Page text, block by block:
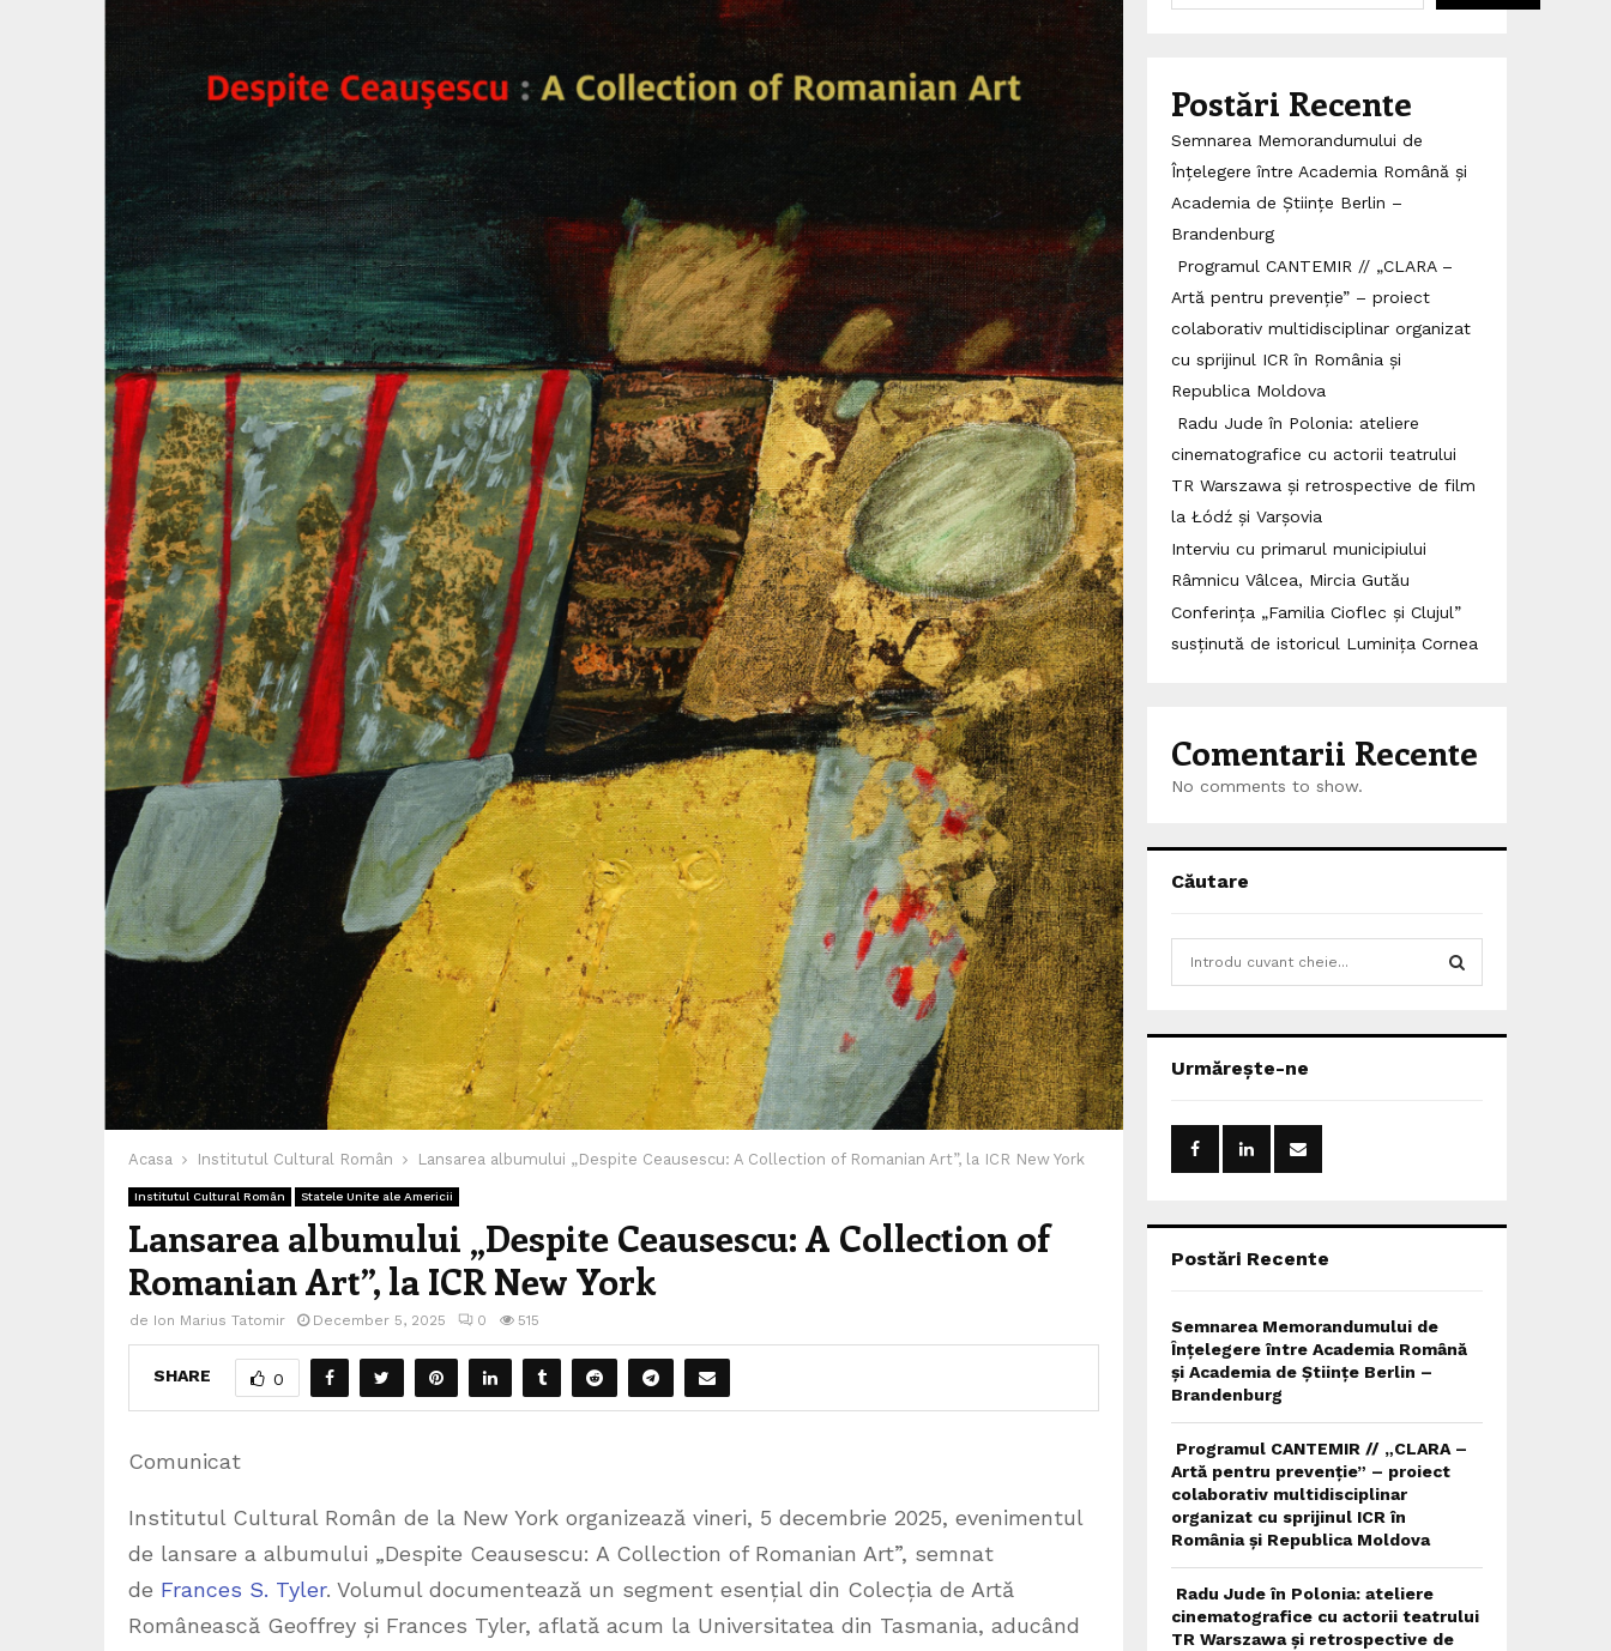
Acasa Institutul Cultural Român Lansarea albumului „Despite Ceausescu: A Collection of Romanian Art”, la ICR New York
Institutul Cultural Român Statele Unite ale Americii
Lansarea albumului „Despite Ceausescu: A Collection of
Romanian Art”, la ICR New York
de Ion Marius Tatomir December 5, 2025 0 515
SHARE 0
Comunicat
Institutul Cultural Român de la New York organizează vineri, 5 decembrie 2025, evenimentul
de lansare a albumului „Despite Ceausescu: A Collection of Romanian Art”, semnat
de Frances S. Tyler. Volumul documentează un segment esențial din Colecția de Artă
Românească Geoffrey și Frances Tyler, aflată acum la Universitatea din Tasmania, aducând
Postări Recente
Semnarea Memorandumului de
Înțelegere între Academia Română și
Academia de Științe Berlin –
Brandenburg
Programul CANTEMIR // „CLARA –
Artă pentru prevenție” – proiect
colaborativ multidisciplinar organizat
cu sprijinul ICR în România și
Republica Moldova
Radu Jude în Polonia: ateliere
cinematografice cu actorii teatrului
TR Warszawa și retrospective de film
la Łódź și Varșovia
Interviu cu primarul municipiului
Râmnicu Vâlcea, Mircia Gutău
Conferința „Familia Cioflec și Clujul”
susținută de istoricul Luminița Cornea
Comentarii Recente
No comments to show.
Căutare
h
o
:
Urmărește-ne
Postări Recente
Semnarea Memorandumului de
Înțelegere între Academia Română
și Academia de Științe Berlin –
Brandenburg
Programul CANTEMIR // „CLARA –
Artă pentru prevenție” – proiect
colaborativ multidisciplinar
organizat cu sprijinul ICR în
România și Republica Moldova
Radu Jude în Polonia: ateliere
cinematografice cu actorii teatrului
TR Warszawa și retrospective de